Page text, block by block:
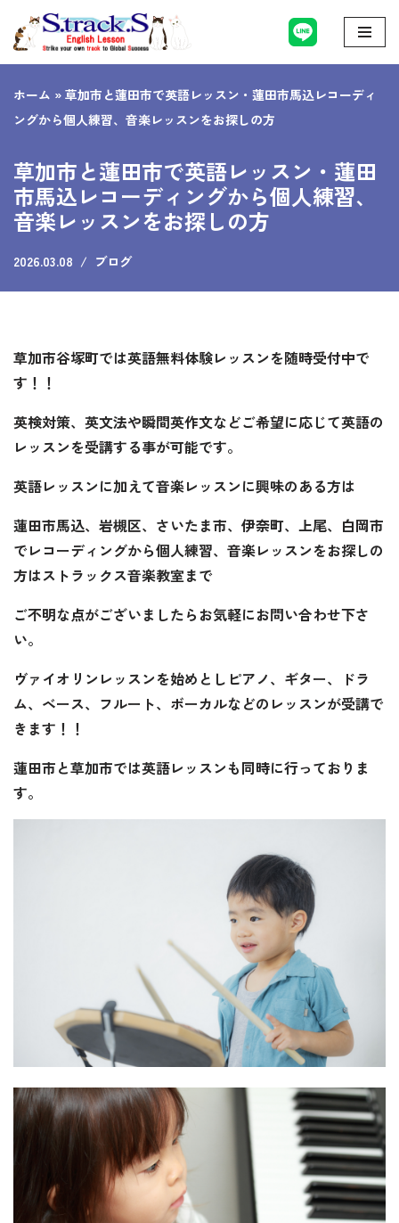
コ
テ
ン
へ
ス
キ
ホーム » 草加市と蓮田市で英語レッスン・蓮田市馬込レコーディ
ングから個人練習、音楽レッスンをお探しの方
草加市と蓮田市で英語レッスン・蓮田
市馬込レコーディングから個人練習、
音楽レッスンをお探しの方
2026.03.08 ブログ
草加市谷塚町では英語無料体験レッスンを随時受付中で
す！！
英検対策、英文法や瞬間英作文などご希望に応じて英語の
レッスンを受講する事が可能です。
英語レッスンに加えて音楽レッスンに興味のある方は
蓮田市馬込、岩槻区、さいたま市、伊奈町、上尾、白岡市
でレコーディングから個人練習、音楽レッスンをお探しの
方はストラックス音楽教室まで
ご不明な点がございましたらお気軽にお問い合わせ下さ
い。
ヴァイオリンレッスンを始めとしピアノ、ギター、ドラ
ム、ベース、フルート、ボーカルなどのレッスンが受講で
きます！！
蓮田市と草加市では英語レッスンも同時に行っておりま
す。